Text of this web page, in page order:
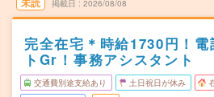
掲載日 2026/08/08
完全在宅＊時給1730円！
トGr！事務アシスタント
交通費別途支給あり 土日祝日が休み